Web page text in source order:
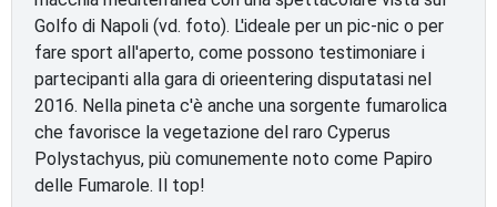
Golfo di Napoli (vd. foto). L'ideale per un pic-nic o per
fare sport all'aperto, come possono testimoniare i
partecipanti alla gara di orieentering disputatasi nel
2016. Nella pineta c'è anche una sorgente fumarolica
che favorisce la vegetazione del raro Cyperus
Polystachyus, più comunemente noto come Papiro
delle Fumarole. Il top!